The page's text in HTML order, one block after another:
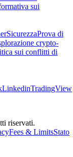
sui
SicurezzaProva di
crypto-
sui conflitti di
LinkedinTradingView
riservati.
Fees & LimitsStato